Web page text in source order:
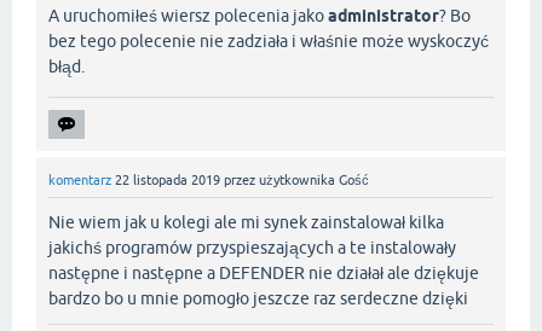
A uruchomiłeś wiersz polecenia jakoadministrator? Bo
bez tego polecenie nie zadziała i właśnie może wyskoczyć
błąd.
komentarz 22 listopada 2019 przez użytkownika Gość
Nie wiem jak u kolegi ale mi synek zainstalował kilka
jakichś programów przyspieszających a te instalowały
następne i następne a DEFENDER nie działał ale dziękuje
bardzo bo u mnie pomogło jeszcze raz serdeczne dzięki